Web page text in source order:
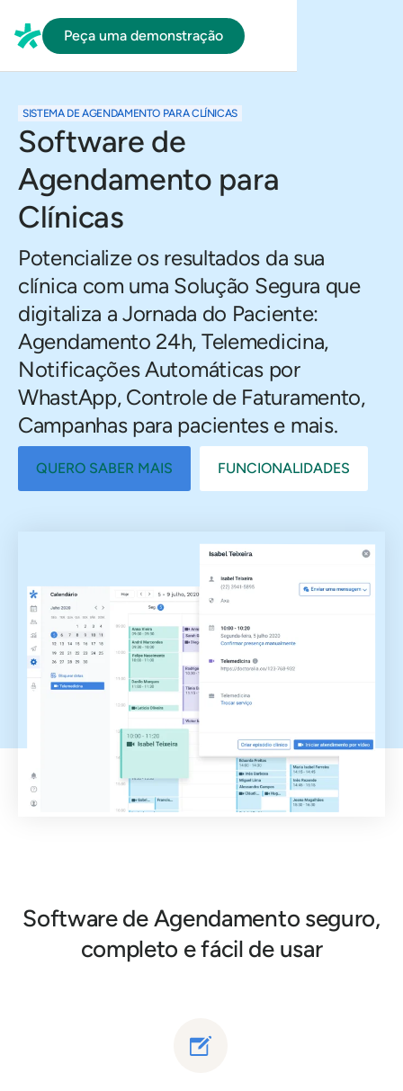
Peça uma demonstração
SISTEMA DE AGENDAMENTO PARA CLÍNICAS
Software de
Agendamento para
Clínicas
Potencialize os resultados da sua
clínica com uma Solução Segura que
digitaliza a Jornada do Paciente:
Agendamento 24h, Telemedicina,
Notificações Automáticas por
WhastApp, Controle de Faturamento,
Campanhas para pacientes e mais.
QUERO SABER MAIS FUNCIONALIDADES
Software de Agendamento seguro,
completo e fácil de usar